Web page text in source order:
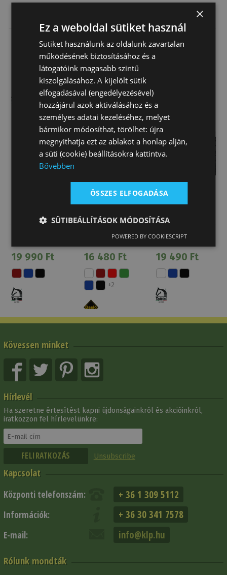
Tattini Louvre
Feltételekkel
35 780 Ft
Laminált
Arany/pink
Tattini
Feltételekkel
32 180 Ft
Nyeregalátét
Lurex Tattini
Feltételekkel
Marnál Szabott
19 990 Ft
Nyeregalátét
Szalag Szegés
16 480 Ft
+2
Nyeregalátét
Díjlovas
Steppelés
Akció*
19 490 Ft
Kövessen minket
Hírlevél
Ha szeretne értesítést kapni újdonságainkról és akcióinkról,
iratkozzon fel hírlevelünkre:
Unsubscribe
Kapcsolat
Központi telefonszám: + 36 1 309 5112
Információk: + 36 30 341 7578
E-mail: info@klp.hu
Rólunk mondták
×
Ez a weboldal sütiket használ
Sütiket használunk az oldalunk zavartalan
működésének biztosításához és a
látogatóink magasabb szintű
kiszolgálásához. A kijelölt sütik
elfogadásával (engedélyezésével)
hozzájárul azok aktiválásához és a
személyes adatai kezeléséhez, melyet
bármikor módosíthat, törölhet: újra
megnyithatja ezt az ablakot a honlap alján,
a süti (cookie) beállításokra kattintva.
Bővebben
ÖSSZES ELFOGADÁSA
SÜTIBEÁLLÍTÁSOK MÓDOSÍTÁSA
POWERED BY COOKIESCRIPT